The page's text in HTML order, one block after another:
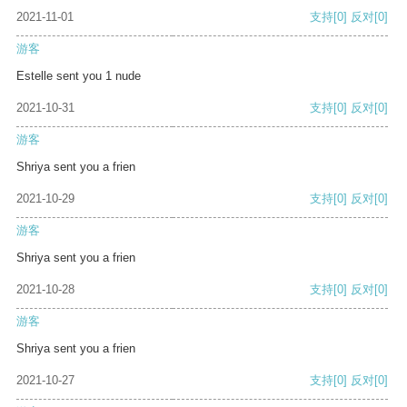
2021-11-01 支持[0] 反对[0]
游客
Estelle sent you 1 nude
2021-10-31 支持[0] 反对[0]
游客
Shriya sent you a frien
2021-10-29 支持[0] 反对[0]
游客
Shriya sent you a frien
2021-10-28 支持[0] 反对[0]
游客
Shriya sent you a frien
2021-10-27 支持[0] 反对[0]